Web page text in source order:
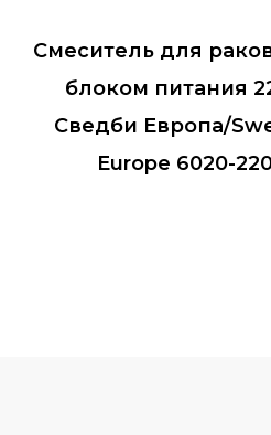
Смеситель для
блоком питания
Сведби Европа/
Europe 6020-